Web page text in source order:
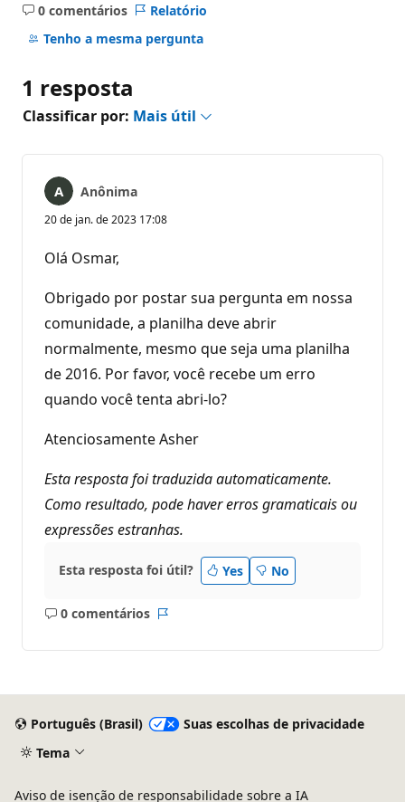
0 comentários
Sem
comentários
Relatório
Tenho a mesma pergunta
1 resposta
Classificar por: Mais útil
Anônima
20 de jan. de 2023 17:08
Olá Osmar,
Obrigado por postar sua pergunta em nossa
comunidade, a planilha deve abrir
normalmente, mesmo que seja uma planilha
de 2016. Por favor, você recebe um erro
quando você tenta abri-lo?
Atenciosamente Asher
Esta resposta foi traduzida automaticamente.
Como resultado, pode haver erros gramaticais ou
expressões estranhas.
Esta resposta foi útil? Yes No
0 comentários
Sem
Português (Brasil)
Suas escolhas de privacidade
Tema
Aviso de isenção de responsabilidade sobre a IA